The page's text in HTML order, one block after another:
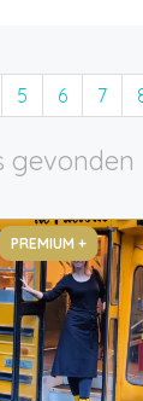
5 6 7
gevonden
PREMIUM +